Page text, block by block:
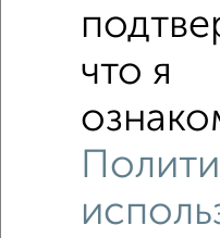
Агентство, 02.08.2026
что я